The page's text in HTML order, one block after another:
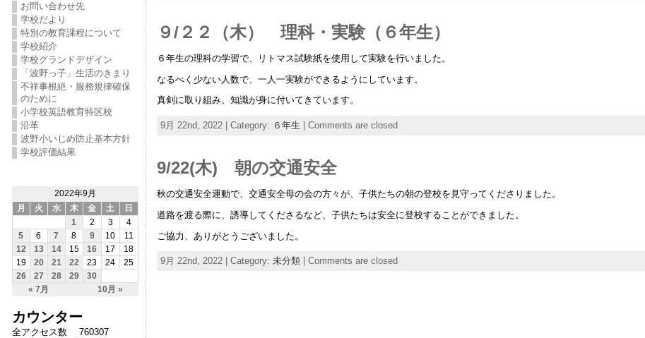
お問い合わせ先
学校だより
特別の教育課程について
学校紹介
学校グランドデザイン
「波野っ子」生活のきまり
不祥事根絶・服務規律確保
のために
小学校英語教育特区校
沿革
波野小いじめ防止基本方針
学校評価結果
2022年9月
月
火 水 木 金 土 日
« 7月 10月 »
1 2 3
4
5
6 7 8 9 10
11
12
13 14 15 16 17
18
19
20 21 22 23 24
25
26
27 28 29 30
カウンター
全アクセス数 760307
９/２２（木） 理科・実験（６年生）
６年生の理科の学習で、リトマス試験紙を使用して実験を行いました。
なるべく少ない人数で、一人一実験ができるようにしています。
真剣に取り組み、知識が身に付いてきています。
9月 22nd, 2022 | Category: ６年生 Comments are closed
9/22(木) 朝の交通安全
秋の交通安全運動で、交通安全母の会の方々が、子供たちの朝の登校を見守ってくださりました。
道路を渡る際に、誘導してくださるなど、子供たちは安全に登校することができました。
ご協力、ありがとうございました。
9月 22nd, 2022 | Category: 未分類| Comments are closed